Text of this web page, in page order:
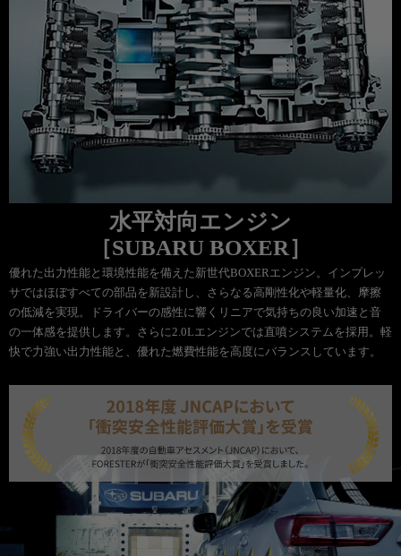
水平対向エンジン
［SUBARU BOXER］
優れた出力性能と環境性能を備えた新世代BOXERエンジン。インプレッ
サではほぼすべての部品を新設計し、さらなる高剛性化や軽量化、摩擦
の低減を実現。ドライバーの感性に響くリニアで気持ちの良い加速と音
の一体感を提供します。さらに2.0Lエンジンでは直噴システムを採用。軽
快で力強い出力性能と、優れた燃費性能を高度にバランスしています。